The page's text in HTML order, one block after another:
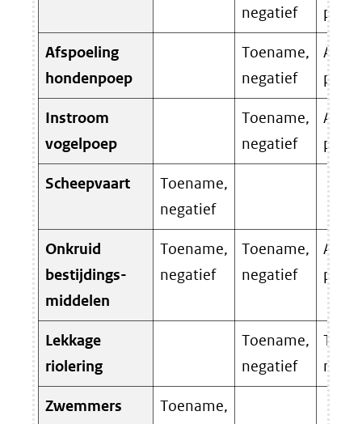
negatief
Afspoeling
hondenpoep
Toename,
negatief
Instroom
vogelpoep
Toename,
negatief
Scheepvaart
Toename,
negatief
Onkruid
bestijdings-
middelen
Toename,
negatief
Toename,
negatief
Lekkage
riolering
Toename,
negatief
Zwemmers
Toename,